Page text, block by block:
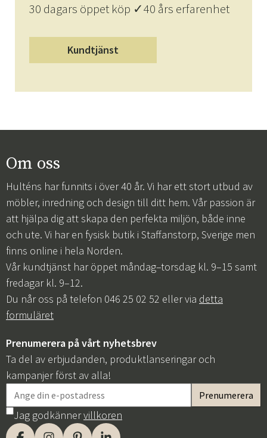
30 dagars öppet köp ✓40 års erfarenhet
Kundtjänst
Om oss
Hulténs har funnits i över 40 år. Vi har ett stort utbud av
möbler, inredning och design till ditt hem. Vår passion är
att hjälpa dig att skapa den perfekta miljön, både inne
och ute. Vi har en fysisk butik i Staffanstorp, Sverige men
finns online i hela Norden.
Vår kundtjänst har öppet måndag–torsdag kl. 9–15 samt
fredagar kl. 9–12.
Du når oss på telefon 046 25 02 52 eller via detta
formuläret
Prenumerera på vårt nyhetsbrev
Ta del av erbjudanden, produktlanseringar och
kampanjer först av alla!
Jag godkännervillkoren